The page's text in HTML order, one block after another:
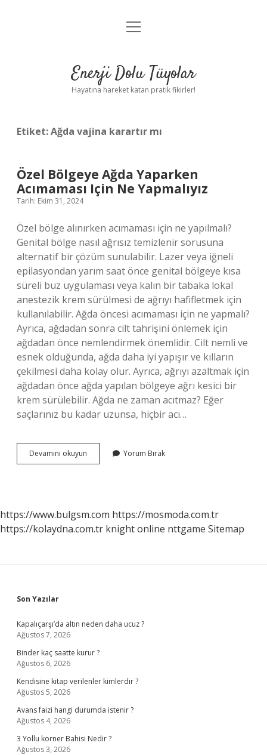
Anasayfa
Yasal Uyarı
menüyü
Enerji Dolu Tüyolar
Hayatına hareket katan pratik fikirler!
Etiket:Ağda vajina karartır mı
Özel Bölgeye Ağda Yaparken
Acımaması Için Ne Yapmalıyız
Tarih: Ekim 31, 2024
Özel bölge alınırken acımaması için ne yapılmalı?
Genital bölge nasıl ağrısız temizlenir sorusuna
alternatif bir çözüm sunulabilir. Lazer veya iğneli
epilasyondan yarım saat önce genital bölgeye kısa
süreli buz uygulaması veya kalın bir tabaka lokal
anestezik krem ​​sürülmesi de ağrıyı hafifletmek için
kullanılabilir. Ağda öncesi acımaması için ne yapmalı?
Ayrıca, ağdadan sonra cilt tahrişini önlemek için
ağdadan önce nemlendirmek önemlidir. Cilt nemli ve
esnek olduğunda, ağda daha iyi yapışır ve kılların
çekilmesi daha kolay olur. Ayrıca, ağrıyı azaltmak için
ağdadan önce ağda yapılan bölgeye ağrı kesici bir
krem ​​sürülebilir. Ağda ne zaman acıtmaz? Eğer
saçlarınız bu kadar uzunsa, hiçbir acı…
Devamını okuyun
Bölgeye
Ne
Yapmalıyız
Yorum Bırak
https://www.bulgsm.com https://mosmoda.com.tr
https://kolaydna.com.tr knight online nttgame Sitemap
Sidebar
Son Yazılar
Kapalıçarşı’da altın neden daha ucuz ?
Ağustos 7, 2026
Binder kaç saatte kurur ?
Ağustos 6, 2026
Kendisine kitap verilenler kimlerdir ?
Ağustos 5, 2026
Avans faizi hangi durumda istenir ?
Ağustos 4, 2026
3 Yollu korner Bahisi Nedir ?
Ağustos 3, 2026